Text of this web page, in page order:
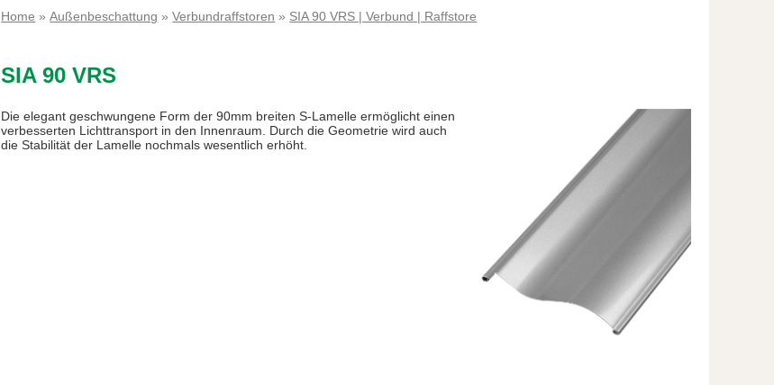
Home »Außenbeschattung »Verbundraffstoren » SIA 90 VRS | Verbund | Raffstore
SIA 90 VRS
Die elegant geschwungene Form der 90mm breiten S-Lamelle ermöglicht einen
verbesserten Lichttransport in den Innenraum. Durch die Geometrie wird auch
die Stabilität der Lamelle nochmals wesentlich erhöht.